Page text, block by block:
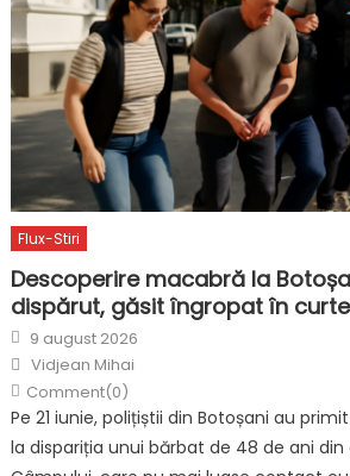
Flux-Stiri
Descoperire macabră la
dispărut, găsit îngropat în curte
Posted
on
9 august 2026
Author
Vidjean Mihai
Comment(0)
Pe 21 iunie, polițiștii din Botoșani au
la dispariția unui bărbat de 48 de ani